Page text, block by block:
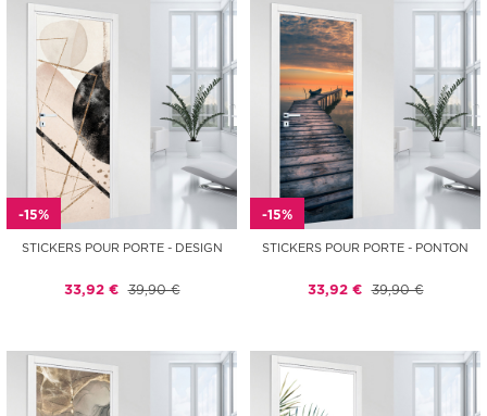
-15%
STICKERS POUR PORTE - DESIGN
33,92 € 39,90 €
-15%
STICKERS POUR PORTE - PONTON
33,92 € 39,90 €